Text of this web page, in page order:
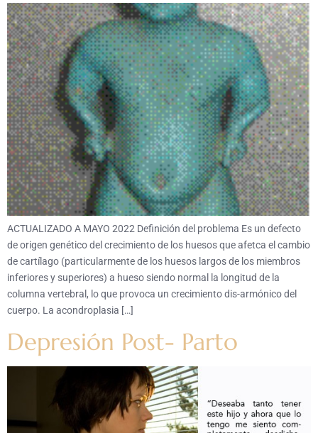
ACTUALIZADO A MAYO 2022 Definición del problema Es un defecto
de origen genético del crecimiento de los huesos que afetca el cambio
de cartílago (particularmente de los huesos largos de los miembros
inferiores y superiores) a hueso siendo normal la longitud de la
columna vertebral, lo que provoca un crecimiento dis-armónico del
cuerpo. La acondroplasia […]
Depresión Post- Parto